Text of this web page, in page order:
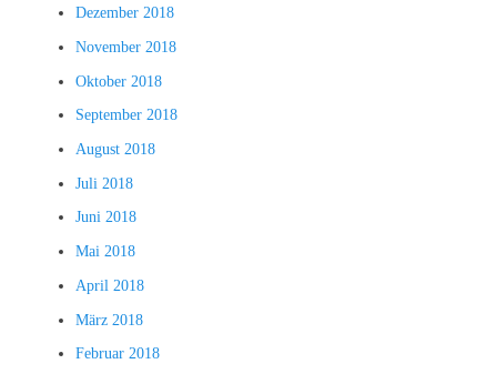
Dezember 2018
November 2018
Oktober 2018
September 2018
August 2018
Juli 2018
Juni 2018
Mai 2018
April 2018
März 2018
Februar 2018